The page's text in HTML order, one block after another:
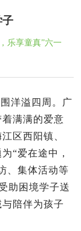
子
乐享童真”六一
洋溢四周。广
满满的爱意
区西阳镇、
“爱在途中，
、集体活动等
助困境学子送
陪伴为孩子